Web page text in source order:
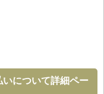
について詳細ペー